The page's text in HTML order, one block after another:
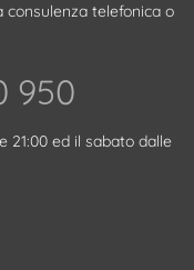
telefonica o
950‬
21:00 ed il sabato dalle